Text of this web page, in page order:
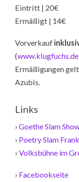
Eintritt | 20€
Ermäßigt | 14€
Vorverkauf
(www.klugfuchs.de
Ermäßigungen
Azubis.
Links
›Goethe Slam
› Poetry Slam
›Volksbühne im
› Facebookseite